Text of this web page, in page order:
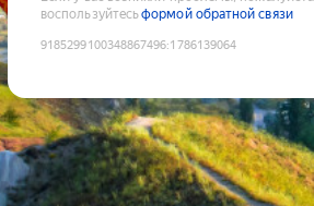
воспользуйтесьформой обратной связи
9185299100348867496:1786139064